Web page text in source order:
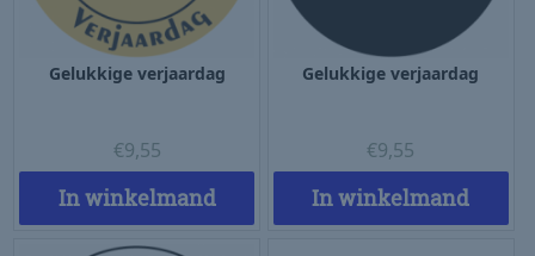
Gelukkige verjaardag
€9,55
In winkelmand
Gelukkige verjaardag
€9,55
In winkelmand